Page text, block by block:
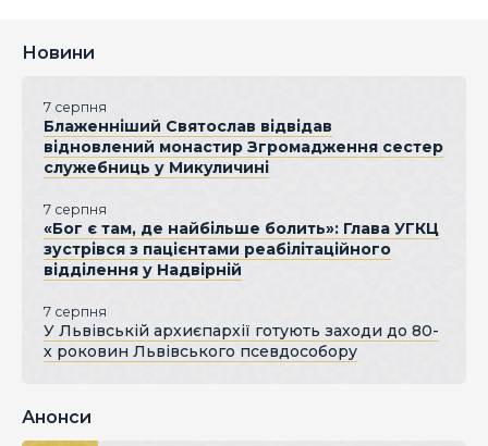
Новини
7 серпня
Блаженніший Святослав відвідав
відновлений монастир Згромадження сестер
служебниць у Микуличині
7 серпня
«Бог є там, де найбільше болить»: Глава УГКЦ
зустрівся з пацієнтами реабілітаційного
відділення у Надвірній
7 серпня
У Львівській архиєпархії готують заходи до 80-
х роковин Львівського псевдособору
Анонси